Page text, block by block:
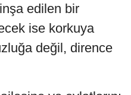
edilen bir
ise korkuya
değil, dirence